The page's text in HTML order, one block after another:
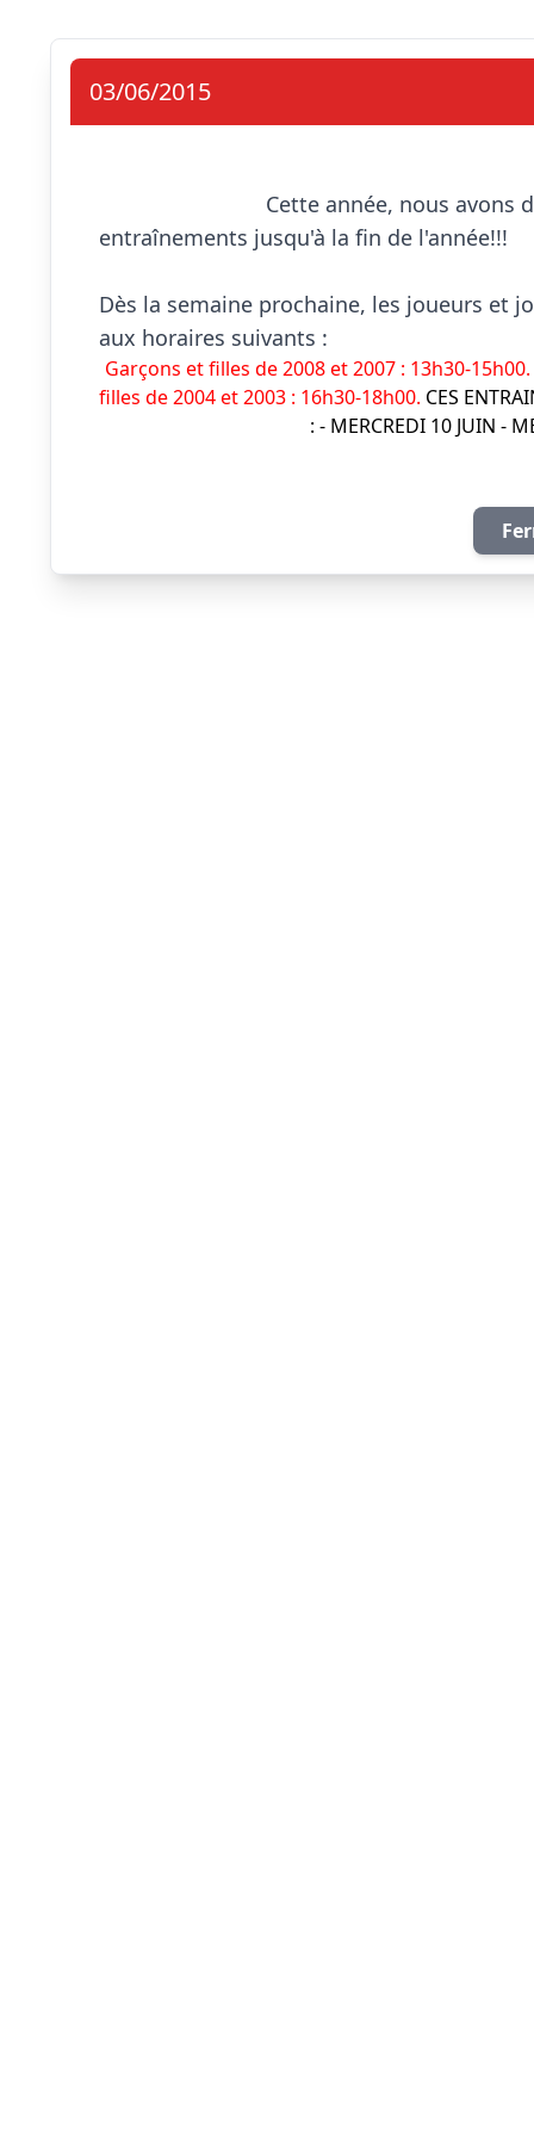
03/06/2015
entraînements jusqu'à la fin de l'année!!!
Dès la semaine prochaine, les joueurs et
Garçons et filles de 2008 et 2007 : 13h30-15h00.
filles de 2004 et 2003 : 16h30-18h00. CES
: - MERCREDI 10 JUIN -